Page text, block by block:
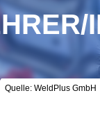
Quelle: WeldPlus GmbH
IN